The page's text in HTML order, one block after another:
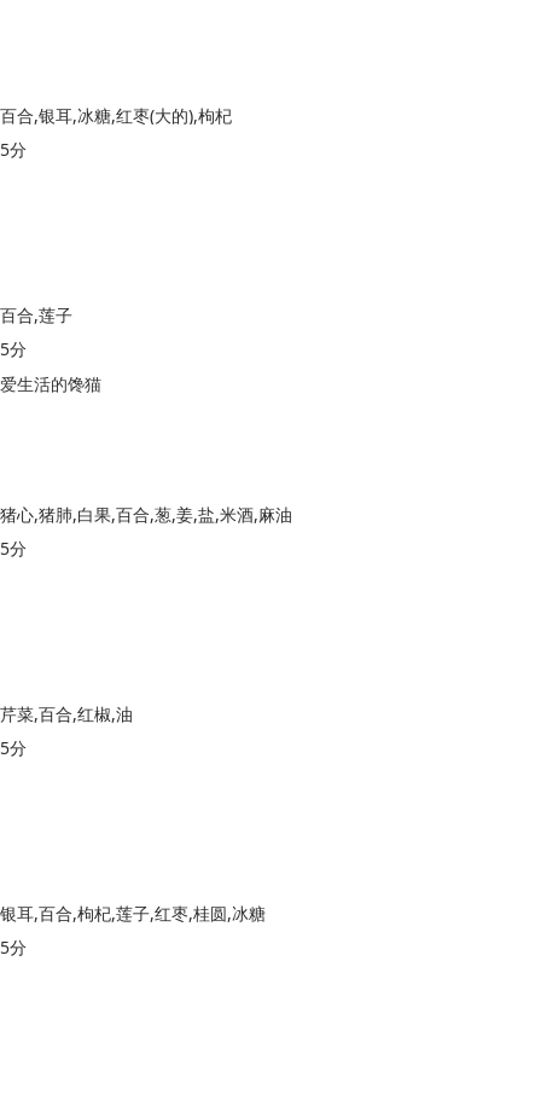
百合,银耳,冰糖,红枣(大的),枸杞
5分
百合,莲子
5分
爱生活的馋猫
猪心,猪肺,白果,百合,葱,姜,盐,米酒,麻油
5分
芹菜,百合,红椒,油
5分
银耳,百合,枸杞,莲子,红枣,桂圆,冰糖
5分